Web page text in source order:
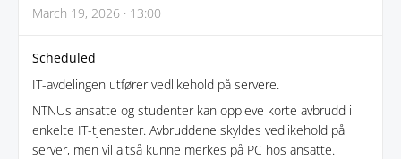
March 19, 2026 · 13:00
Scheduled
IT-avdelingen utfører vedlikehold på servere.
NTNUs ansatte og studenter kan oppleve korte avbrudd i
enkelte IT-tjenester. Avbruddene skyldes vedlikehold på
server, men vil altså kunne merkes på PC hos ansatte.